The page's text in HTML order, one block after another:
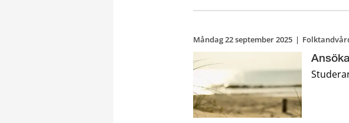
Måndag 22 september 2025 |